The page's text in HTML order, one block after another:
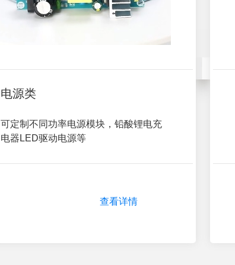
电源类
可定制不同功率电源模块，铅酸锂电充
电器LED驱动电源等
查看详情